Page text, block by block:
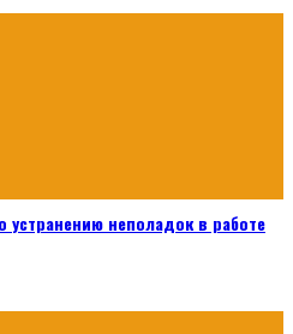
устранению неполадок в работе